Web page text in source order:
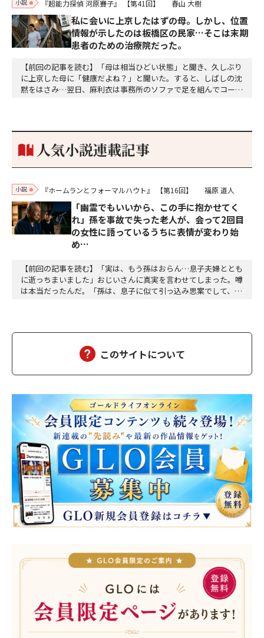
小説 『超能力探偵 河原賽子』 【第41回】 春山 大樹
私に会いに上京したはずの母。しかし、位置
情報が示したのは板橋区の民家…そこは末期
患者のための治療院だった。
【前回の記事を読む】「母は相当ひどい状態」と聞き、久しぶり
に上京した母に「健康だよね？」と聞いた。すると、しばしの沈
黙をはさみ…翌日、麻利衣は事務所のソファで足を組んでコーヒ
個のサイコロが握られていた。「やはり私はあなたの超…
人気小説連載記事
小説 『ホームランとフォーマルハウト』 【第16回】 福原 道人
「幽霊でもいいから、この手に抱かせてく
れ」孫を事故で失った老人が、会って2回目
の女性に語っているうちに表情が変わり始
め…
【前回の記事を読む】「実は、もう孫はおらん…息子夫婦ととも
に逝っちまいました」おじいさんに真実を言わせてしまった。噂
は本当だったんだ。「孫は、息子に似て引っ込み思案でして、身
塞ぐわけにもいかない。「仲の良い子もおらず、ず…
このサイトについて